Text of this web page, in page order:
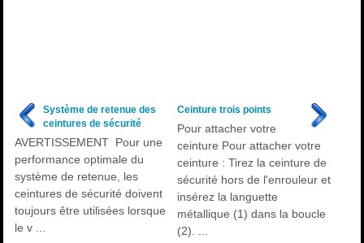
Système de retenue des
ceintures de sécurité
AVERTISSEMENT Pour une
performance optimale du
système de retenue, les
ceintures de sécurité doivent
toujours être utilisées lorsque
le v ...
Ceinture trois points
Pour attacher votre
ceinture Pour attacher votre
ceinture : Tirez la ceinture de
sécurité hors de l'enrouleur et
insérez la languette
métallique (1) dans la boucle
(2). ...